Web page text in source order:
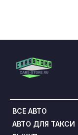
ВСЕ АВТО
АВТО ДЛЯ ТАКСИ